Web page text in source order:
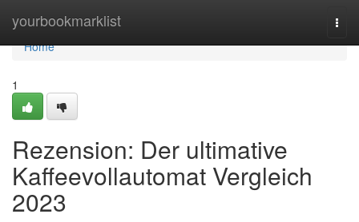
yourbookmarklist
Home
Home
1
Rezension: Der ultimative
Kaffeevollautomat Vergleich
2023